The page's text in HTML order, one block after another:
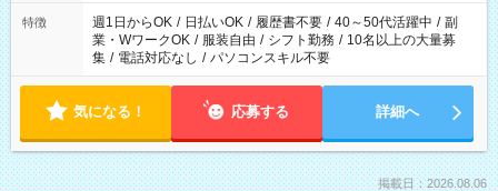
特徴 週1日からOK / 日払いOK / 履歴書不要 / 40～50代活躍中 / 副
業・WワークOK / 服装自由 / シフト勤務 / 10名以上の大量募
集 / 電話対応なし / パソコンスキル不要
気になる！ 応募する 詳細へ
掲載日：2026.08.06